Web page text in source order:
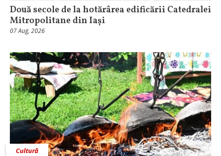
Două secole de la hotărârea edificării Catedralei
Mitropolitane din Iași
07 Aug, 2026
Cultură